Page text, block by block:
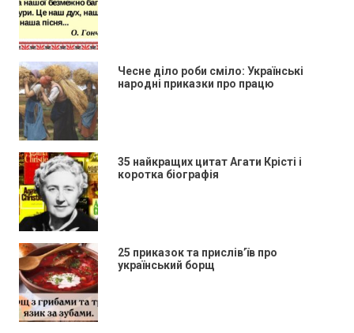
Чесне діло роби сміло: Українські
народні приказки про працю
35 найкращих цитат Агати Крісті і
коротка біографія
25 приказок та прислів’їв про
український борщ